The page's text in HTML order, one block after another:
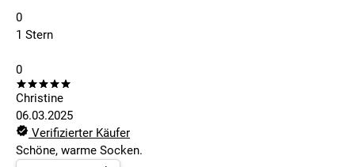
0
1 Stern
0
Christine
06.03.2025
Verifizierter Käufer
Schöne, warme Socken.